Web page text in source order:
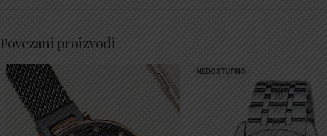
Povezani proizvodi
NEDOSTUPNO